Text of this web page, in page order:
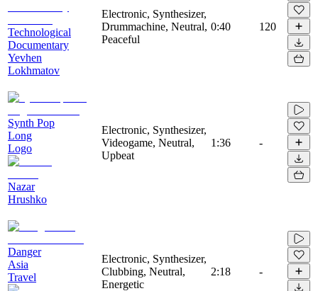
Technological
Documentary
Yevhen
Lokhmatov
Electronic, Synthesizer,
Drummachine, Neutral,
Peaceful
0:40 120
Synth Pop
Long
Logo
Nazar
Hrushko
Electronic, Synthesizer,
Videogame, Neutral,
Upbeat
1:36 -
Danger
Asia
Travel
Electronic, Synthesizer,
Clubbing, Neutral,
Energetic
2:18 -